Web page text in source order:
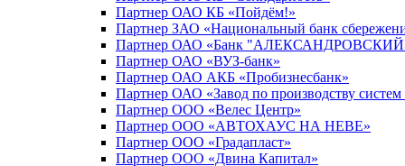
Партнер ОАО КБ «Пойдём!»
Партнер ЗАО «Национальный банк
Партнер ОАО «Банк
Партнер ОАО «ВУЗ-банк»
Партнер ОАО АКБ «Пробизнесбанк»
Партнер ОАО «Завод по производству
Партнер ООО «Велес Центр»
Партнер ООО «АВТОХАУС НА НЕВЕ»
Партнер ООО «Градапласт»
Партнер ООО «Двина Капитал»